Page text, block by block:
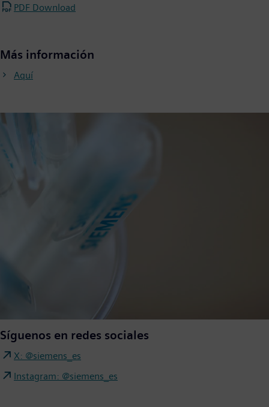
PDF Download
Más información
Aquí
Síguenos en redes sociales
X: @siemens_es
Instagram: @siemens_es